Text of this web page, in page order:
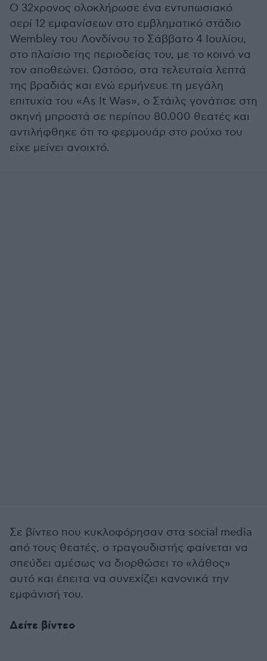
Ο 32χρονος ολοκλήρωσε ένα εντυπωσιακό
σερί 12 εμφανίσεων στο εμβληματικό στάδιο
Wembley του Λονδίνου το Σάββατο 4 Ιουλίου,
στο πλαίσιο της περιοδείας του, με το κοινό να
τον αποθεώνει. Ωστόσο, στα τελευταία λεπτά
της βραδιάς και ενώ ερμήνευε τη μεγάλη
επιτυχία του «As It Was», ο Στάιλς γονάτισε στη
σκηνή μπροστά σε περίπου 80.000 θεατές και
αντιλήφθηκε ότι το φερμουάρ στο ρούχο του
είχε μείνει ανοιχτό.
Σε βίντεο που κυκλοφόρησαν στα social media
από τους θεατές, ο τραγουδιστής φαίνεται να
σπεύδει αμέσως να διορθώσει το «λάθος»
αυτό και έπειτα να συνεχίζει κανονικά την
εμφάνισή του.
Δείτε βίντεο